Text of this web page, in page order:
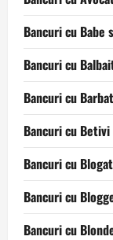
Bancuri cu Babe
Bancuri cu
Bancuri cu
Bancuri cu Betivi
Bancuri cu
Bancuri cu
Bancuri cu